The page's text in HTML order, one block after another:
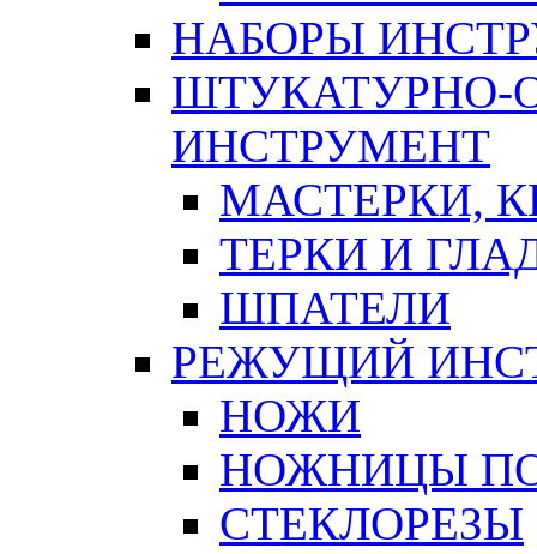
НАБОРЫ
ШТУКАТУРНО-
ИНСТРУМЕНТ
МАСТЕРКИ,
ТЕРКИ И
ШПАТЕЛИ
РЕЖУЩИЙ
НОЖИ
НОЖНИЦЫ
СТЕКЛОРЕЗЫ